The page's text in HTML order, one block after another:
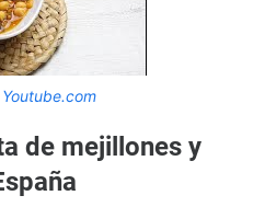
Youtube.com
de mejillones y